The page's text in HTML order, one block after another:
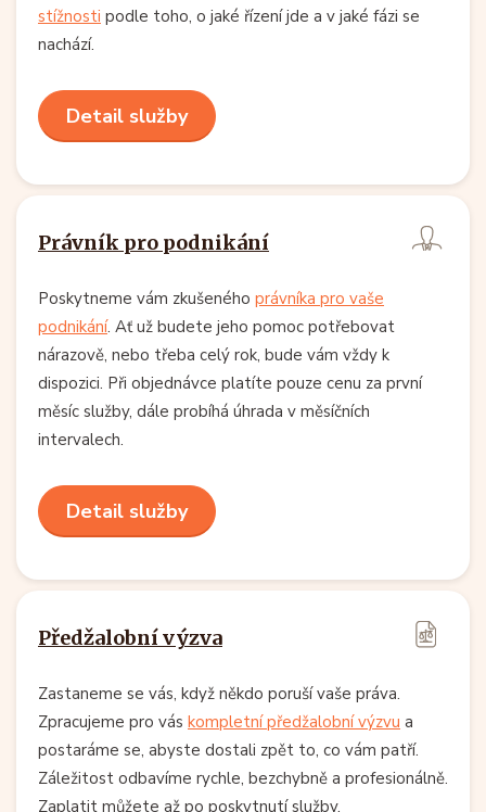
stížnosti podle toho, o jaké řízení jde a v jaké fázi se
nachází.
Detail služby
Právník pro podnikání
Poskytneme vám zkušeného právníka pro vaše
podnikání. Ať už budete jeho pomoc potřebovat
nárazově, nebo třeba celý rok, bude vám vždy k
dispozici. Při objednávce platíte pouze cenu za první
měsíc služby, dále probíhá úhrada v měsíčních
intervalech.
Detail služby
Předžalobní výzva
Zastaneme se vás, když někdo poruší vaše práva.
Zpracujeme pro vás kompletní předžalobní výzvu a
postaráme se, abyste dostali zpět to, co vám patří.
Záležitost odbavíme rychle, bezchybně a profesionálně.
Zaplatit můžete až po poskytnutí služby.